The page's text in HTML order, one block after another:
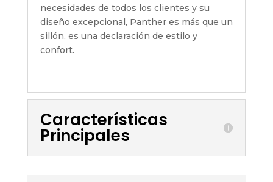
necesidades de todos los clientes y su
diseño excepcional, Panther es más que un
sillón, es una declaración de estilo y
confort.
Características
Principales